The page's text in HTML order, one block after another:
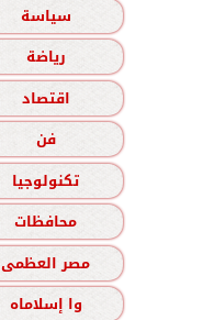
سياسة
رياضة
اقتصاد
فن
تكنولوجيا
محافظات
مصر العظمى
وا إسلاماه